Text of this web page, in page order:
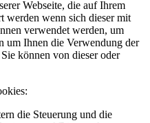
Webseite, die auf Ihrem
werden wenn sich dieser mit
verwendet werden, um
um Ihnen die Verwendung der
können von dieser oder
die Steuerung und die